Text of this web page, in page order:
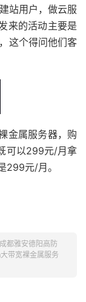
站用户，做云服
来的活动主要是
这个得问他们客
金属服务器，购
可以299元/月拿
299元/月。
都雅安德阳高防
带宽裸金属服务